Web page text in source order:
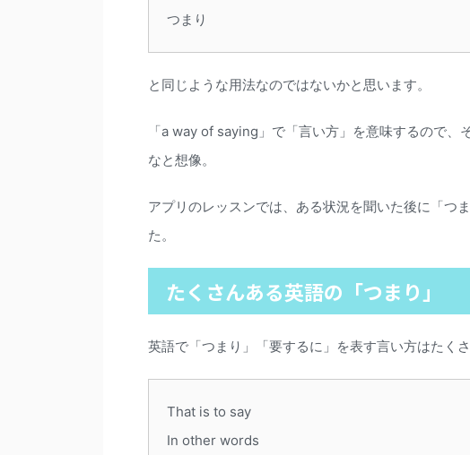
つまり
と同じような用法なのではないかと思います。
「a way of saying」で「言い方」を意味するので
なと想像。
アプリのレッスンでは、ある状況を聞いた後に「つ
た。
たくさんある英語の「つまり」
英語で「つまり」「要するに」を表す言い方はたくさ
That is to say
In other words